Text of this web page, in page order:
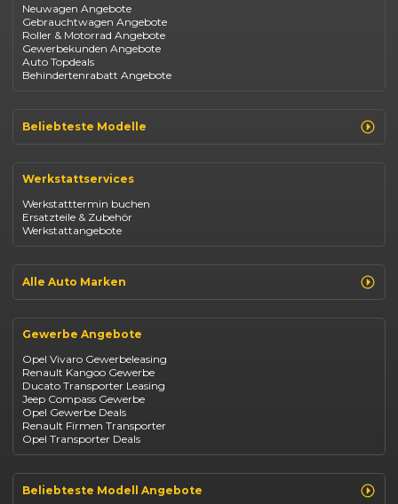
Neuwagen Angebote
Gebrauchtwagen Angebote
Roller & Motorrad Angebote
Gewerbekunden Angebote
Auto Topdeals
Behindertenrabatt Angebote
Beliebteste Modelle
Opel Corsa
Fiat 500
Dacia Duster
Dacia Sandero
Jeep Compass
Suzuki Vitara
Suzuki Swift
Mazda CX-30
Werkstattservices
Werkstatttermin buchen
Ersatzteile & Zubehör
Werkstattangebote
Alle Auto Marken
Opel
Fiat
Jeep
Suzuki
BYD
Kia
Mazda
Citroën
Abarth
Fiat Professional
Gewerbe Angebote
Opel Vivaro Gewerbeleasing
Renault Kangoo Gewerbe
Ducato Transporter Leasing
Jeep Compass Gewerbe
Opel Gewerbe Deals
Renault Firmen Transporter
Opel Transporter Deals
Beliebteste Modell Angebote